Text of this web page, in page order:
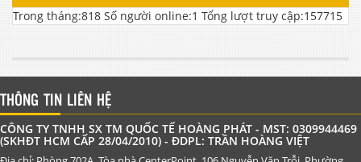
Trong tháng:818 Số người online:1 Tổng lượt truy cập:157715
THÔNG TIN LIÊN HỆ
CÔNG TY TNHH SX TM QUỐC TẾ HOÀNG PHÁT - MST: 0309944469
(SKHĐT HCM CẤP 28/04/2010) - ĐDPL: TRẦN HOÀNG VIỆT